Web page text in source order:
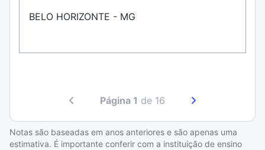
BELO HORIZONTE - MG
Página 1 de 16
Notas são baseadas em anos anteriores e são apenas uma
estimativa. É importante conferir com a instituição de ensino